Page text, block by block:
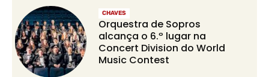
CHAVES
Orquestra de Sopros
alcança o 6.º lugar na
Concert Division do World
Music Contest